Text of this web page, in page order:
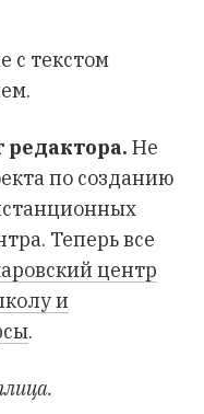
с текстом
Не
по созданию
Теперь все
центр
и
.